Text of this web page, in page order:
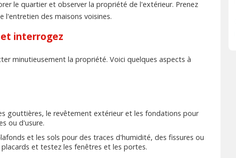
le quartier et observer la propriété de l'extérieur. Prenez
des maisons voisines.
et interrogez
minutieusement la propriété. Voici quelques aspects à
gouttières, le revêtement extérieur et les fondations pour
ou d'usure.
et les sols pour des traces d'humidité, des fissures ou
et testez les fenêtres et les portes.